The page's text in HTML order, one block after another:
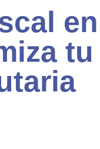
en
tu